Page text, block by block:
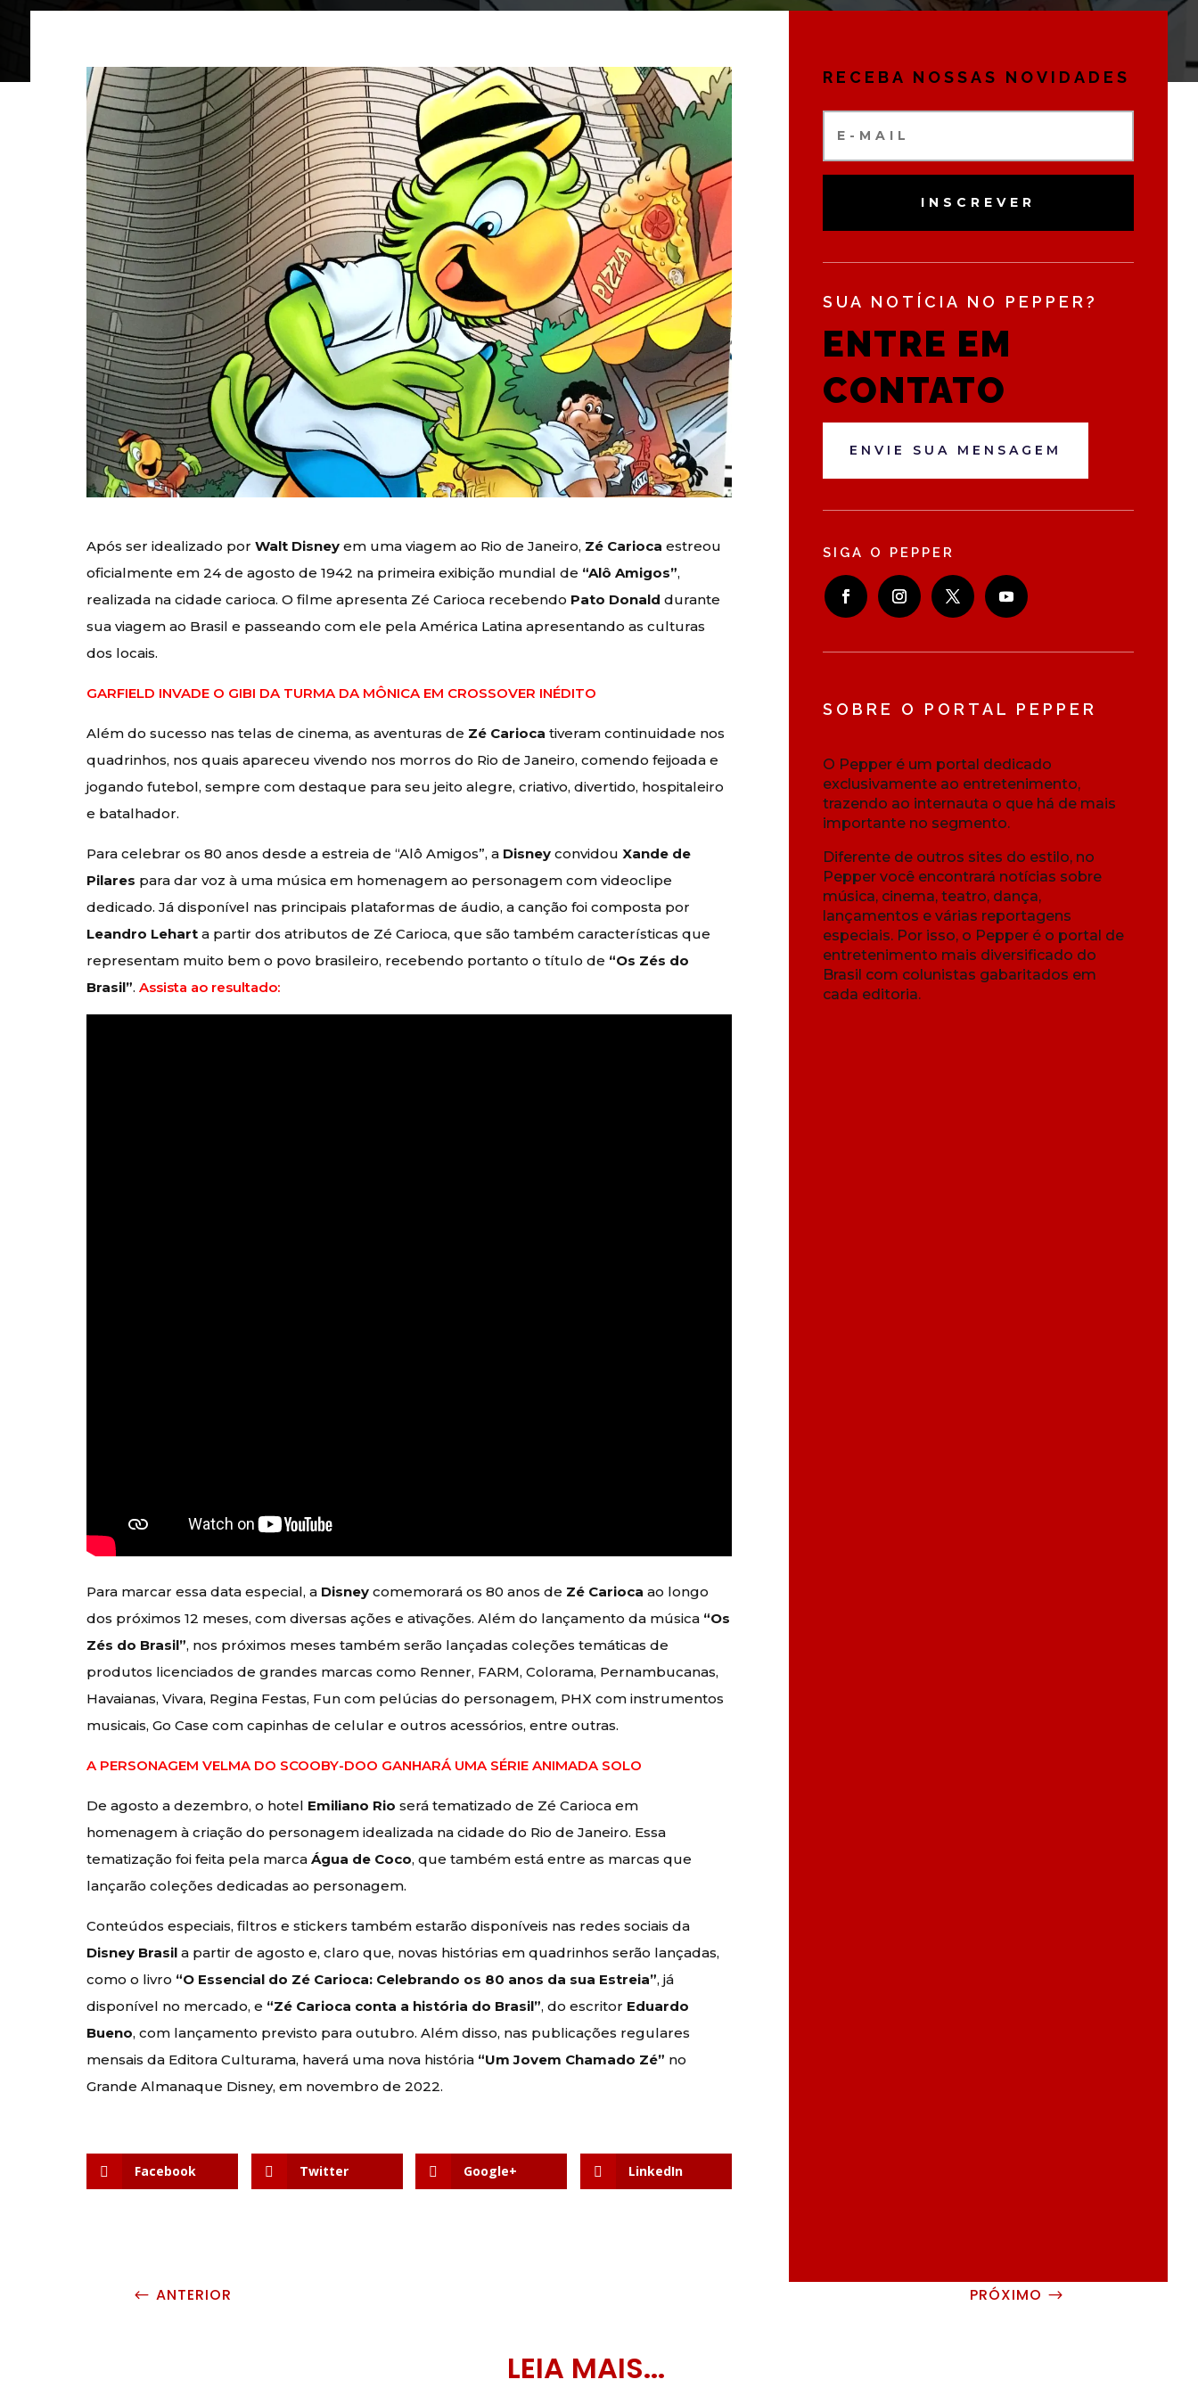
Após ser idealizado porWalt Disney em uma viagem ao Rio de Janeiro, Zé Carioca estreou
oficialmente em 24 de agosto de 1942 na primeira exibição mundial de “Alô Amigos”,
realizada na cidade carioca. O filme apresenta Zé Carioca recebendo Pato Donald durante
sua viagem ao Brasil e passeando com ele pela América Latina apresentando as culturas
dos locais.
GARFIELD INVADE O GIBI DA TURMA DA MÔNICA EM CROSSOVER INÉDITO
Além do sucesso nas telas de cinema, as aventuras de Zé Carioca tiveram continuidade nos
quadrinhos, nos quais apareceu vivendo nos morros do Rio de Janeiro, comendo feijoada e
jogando futebol, sempre com destaque para seu jeito alegre, criativo, divertido, hospitaleiro
e batalhador.
Para celebrar os 80 anos desde a estreia de “Alô Amigos”, a Disney convidouXande de
Pilares para dar voz à uma música em homenagem ao personagem com videoclipe
dedicado. Já disponível nas principais plataformas de áudio, a canção foi composta por
Leandro Lehart a partir dos atributos de Zé Carioca, que são também características que
representam muito bem o povo brasileiro, recebendo portanto o título de “Os Zés do
Brasil”.Assista ao resultado:
Para marcar essa data especial, a Disneycomemorará os 80 anos de Zé Carioca ao longo
dos próximos 12 meses, com diversas ações e ativações. Além do lançamento da música “Os
Zés do Brasil”, nos próximos meses também serão lançadas coleções temáticas de
produtos licenciados de grandes marcas como Renner, FARM, Colorama, Pernambucanas,
Havaianas, Vivara, Regina Festas, Fun com pelúcias do personagem, PHX com instrumentos
musicais, Go Case com capinhas de celular e outros acessórios, entre outras.
A PERSONAGEM VELMA DO SCOOBY-DOO GANHARÁ UMA SÉRIE ANIMADA SOLO
De agosto a dezembro, o hotel Emiliano Rio será tematizado de Zé Carioca em
homenagem à criação do personagem idealizada na cidade do Rio de Janeiro. Essa
tematização foi feita pela marcaÁgua de Coco, que também está entre as marcas que
lançarão coleções dedicadas ao personagem.
Conteúdos especiais, filtros e stickers também estarão disponíveis nas redes sociais da
Disney Brasil a partir de agosto e, claro que, novas histórias em quadrinhos serão lançadas,
como o livro “O Essencial do Zé Carioca: Celebrando os 80 anos da sua Estreia”, já
disponível no mercado, e “Zé Carioca conta a história do Brasil”, do escritor Eduardo
Bueno, com lançamento previsto para outubro. Além disso, nas publicações regulares
mensais da Editora Culturama, haverá uma nova história “Um Jovem Chamado Zé” no
Grande Almanaque Disney, em novembro de 2022.
Facebook Twitter Google+ LinkedIn
RECEBA NOSSAS NOVIDADES
INSCREVER
SUA NOTÍCIA NO PEPPER?
ENTRE EM
CONTATO
ENVIE SUA MENSAGEM
SIGA O PEPPER
SOBRE O PORTAL PEPPER
O Pepper é um portal dedicado
exclusivamente ao entretenimento,
trazendo ao internauta o que há de mais
importante no segmento.
Diferente de outros sites do estilo, no
Pepper você encontrará notícias sobre
música, cinema, teatro, dança,
lançamentos e várias reportagens
especiais. Por isso, o Pepper é o portal de
entretenimento mais diversificado do
Brasil com colunistas gabaritados em
cada editoria.
# ANTERIOR PRÓXIMO $
LEIA MAIS...